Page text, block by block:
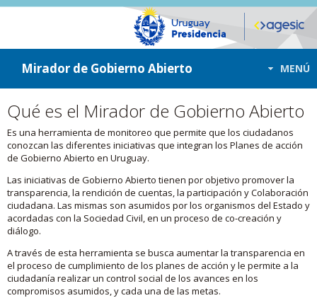
ir a contenido
ir al menú
Mirador de Gobierno Abierto MENÚ
Qué es el Mirador de Gobierno Abierto
Es una herramienta de monitoreo que permite que los ciudadanos
conozcan las diferentes iniciativas que integran los Planes de acción
de Gobierno Abierto en Uruguay.
Las iniciativas de Gobierno Abierto tienen por objetivo promover la
transparencia, la rendición de cuentas, la participación y Colaboración
ciudadana. Las mismas son asumidos por los organismos del Estado y
acordadas con la Sociedad Civil, en un proceso de co-creación y
diálogo.
A través de esta herramienta se busca aumentar la transparencia en
el proceso de cumplimiento de los planes de acción y le permite a la
ciudadanía realizar un control social de los avances en los
compromisos asumidos, y cada una de las metas.